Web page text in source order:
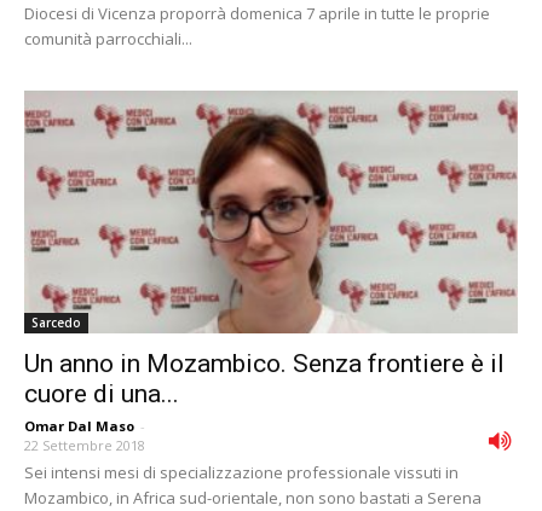
Diocesi di Vicenza proporrà domenica 7 aprile in tutte le proprie
comunità parrocchiali...
Sarcedo
Un anno in Mozambico. Senza frontiere è il
cuore di una...
Omar Dal Maso -
22 Settembre 2018
Sei intensi mesi di specializzazione professionale vissuti in
Mozambico, in Africa sud-orientale, non sono bastati a Serena